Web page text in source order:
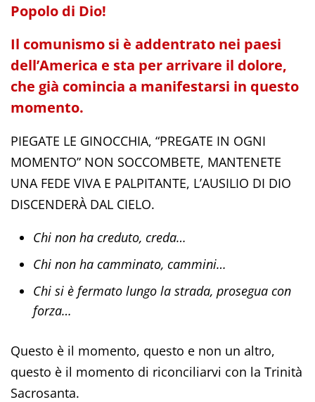
Popolo di Dio!
Il comunismo si è addentrato nei paesi
dell’America e sta per arrivare il dolore,
che già comincia a manifestarsi in questo
momento.
PIEGATE LE GINOCCHIA, “PREGATE IN OGNI
MOMENTO” NON SOCCOMBETE, MANTENETE
UNA FEDE VIVA E PALPITANTE, L’AUSILIO DI DIO
DISCENDERÀ DAL CIELO.
Chi non ha creduto, creda…
Chi non ha camminato, cammini…
Chi si è fermato lungo la strada, prosegua con
forza…
Questo è il momento, questo e non un altro,
questo è il momento di riconciliarvi con la Trinità
Sacrosanta.